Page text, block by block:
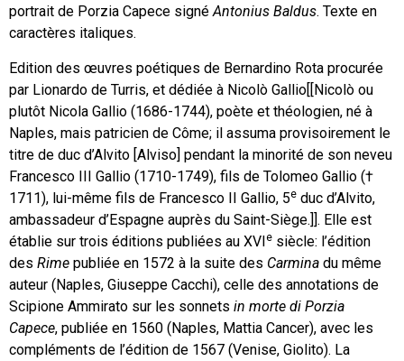
portrait de Porzia Capece signéAntonius Baldus. Texte en
caractères italiques.
Edition des œuvres poétiques de Bernardino Rota procurée
par Lionardo de Turris, et dédiée à Nicolò Gallio[[Nicolò ou
plutôt Nicola Gallio (1686-1744), poète et théologien, né à
Naples, mais patricien de Côme; il assuma provisoirement le
titre de duc d’Alvito [Alviso] pendant la minorité de son neveu
Francesco III Gallio (1710-1749), fils de Tolomeo Gallio (†
1711), lui-même fils de Francesco II Gallio, 5e duc d’Alvito,
ambassadeur d’Espagne auprès du Saint-Siège.]]. Elle est
établie sur trois éditions publiées au XVIe siècle: l’édition
des Rime publiée en 1572 à la suite des Carmina du même
auteur (Naples, Giuseppe Cacchi), celle des annotations de
Scipione Ammirato sur les sonnets in morte di Porzia
Capece, publiée en 1560 (Naples, Mattia Cancer), avec les
compléments de l’édition de 1567 (Venise, Giolito). La